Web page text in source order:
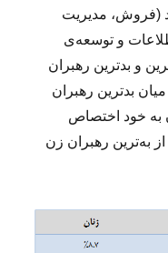
(فروش، مدیریت
و توسعه‌ی
و بدترین‌ رهبران
بدترین رهبران
به خود اختصاص
به‌ترین رهبران زن